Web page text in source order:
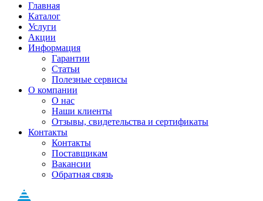
Главная
Каталог
Услуги
Акции
Информация
Гарантии
Статьи
Полезные сервисы
О компании
О нас
Наши клиенты
Отзывы, свидетельства и сертификаты
Контакты
Контакты
Поставщикам
Вакансии
Обратная связь